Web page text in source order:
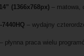
(1366x768px) – matowa,
– wydajny
– płynna praca wielu